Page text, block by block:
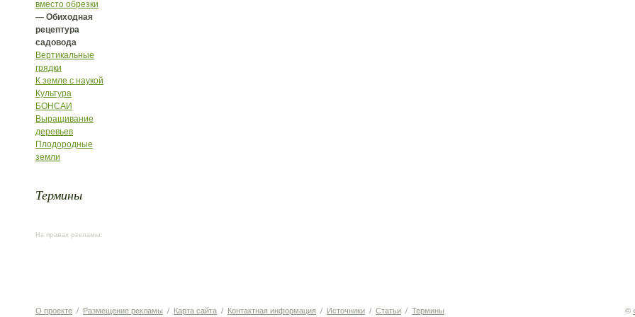
вместо обрезки
— Обиходная
рецептура
садовода
Вертикальные
грядки
К земле с наукой
Культура
БОНСАИ
Выращивание
деревьев
Плодородные
земли
Термины
На правах рекламы:
О проекте / Размещение рекламы / Карта сайта / Контактная информация / Источники / Статьи / Термины ©